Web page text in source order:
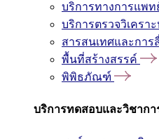
บริการทางการแพท
บริการตรวจวิเคร
สารสนเทศและการ
พื้นที่สร้างสรรค์
พิพิธภัณฑ์
บริการทดสอบและวิชากา